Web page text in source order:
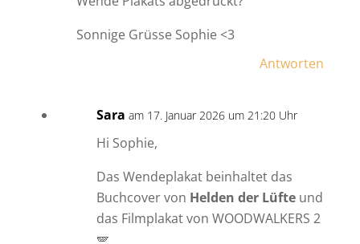
Sonnige Grüsse Sophie <3
Antworten
Sara am 17. Januar 2026 um 21:20 Uhr
Hi Sophie,
Das Wendeplakat beinhaltet das
Buchcover von Helden der Lüfteund
das Filmplakat von WOODWALKERS 2
🪽